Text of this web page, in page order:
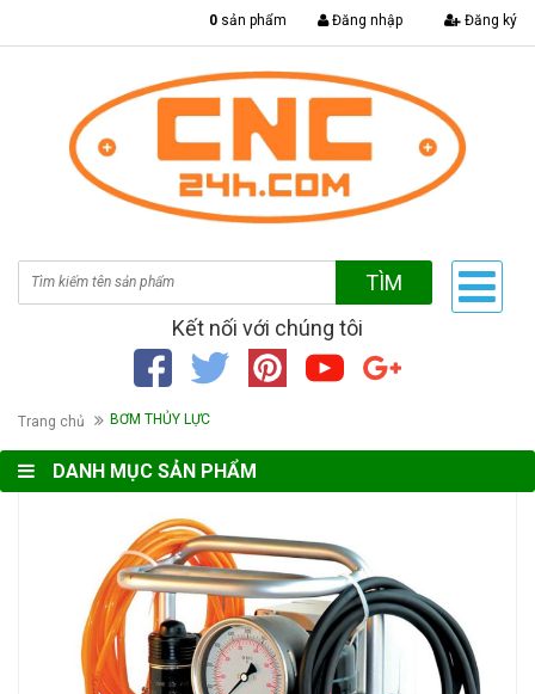
0 sản phẩm Đăng nhập Đăng ký
TÌM
Kết nối với chúng tôi
Trang chủ BƠM THỦY LỰC
DANH MỤC SẢN PHẨM